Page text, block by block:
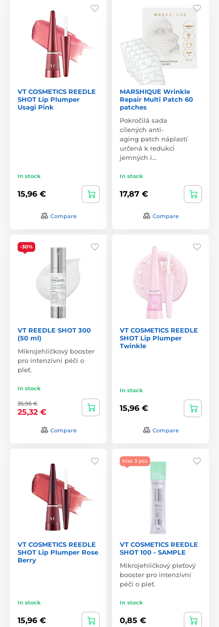
VT COSMETICS REEDLE
SHOT Lip Plumper
Usagi Pink
In stock
15,96 €
Compare
MARSHIQUE Wrinkle
Repair Multi Patch 60
patches
Pokročilá sada
cílených anti-
aging patch náplastí
určená k redukci
jemných i…
In stock
17,87 €
Compare
-30%
VT REEDLE SHOT 300
(50 ml)
Mikrojehličkový booster
pro intenzivní péči o
pleť.
In stock
35,96 €
25,32 €
Compare
VT COSMETICS REEDLE
SHOT Lip Plumper
Twinkle
In stock
15,96 €
Compare
VT COSMETICS REEDLE
SHOT Lip Plumper Rose
Berry
In stock
15,96 €
Max 3 pcs
VT COSMETICS REEDLE
SHOT 100 - SAMPLE
Mikrojehličkový pleťový
booster pro intenzivní
péči o pleť.
In stock
0,85 €